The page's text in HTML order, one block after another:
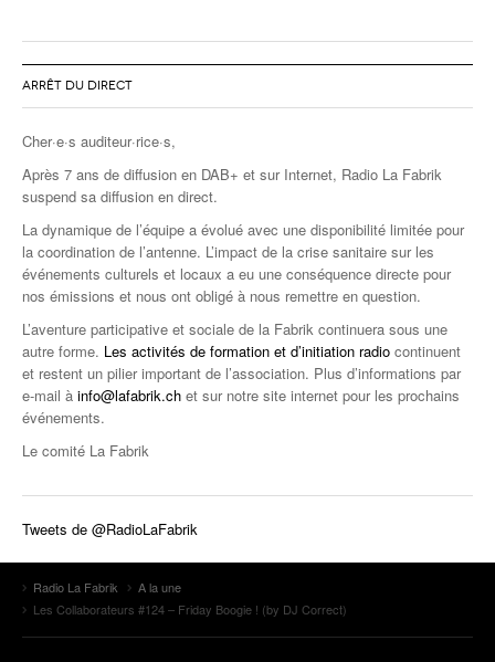
ARRÊT DU DIRECT
Cher·e·s auditeur·rice·s,
Après 7 ans de diffusion en DAB+ et sur Internet, Radio La Fabrik
suspend sa diffusion en direct.
La dynamique de l’équipe a évolué avec une disponibilité limitée pour
la coordination de l’antenne. L’impact de la crise sanitaire sur les
événements culturels et locaux a eu une conséquence directe pour
nos émissions et nous ont obligé à nous remettre en question.
L’aventure participative et sociale de la Fabrik continuera sous une
autre forme. Les activités de formation et d’initiation radio continuent
et restent un pilier important de l’association. Plus d’informations par
e-mail à info@lafabrik.ch et sur notre site internet pour les prochains
événements.
Le comité La Fabrik
Tweets de @RadioLaFabrik
Radio La Fabrik
A la une
Les Collaborateurs #124 – Friday Boogie ! (by DJ Correct)